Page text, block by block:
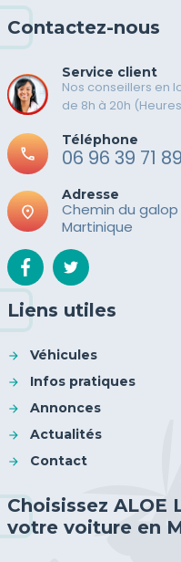
Contactez-nous
Service client
Nos conseillers en
de 8h à 20h
call
Téléphone
06 96 39 71 89
place
Adresse
Chemin du
Martinique
Liens utiles
Véhicules
Infos pratiques
Annonces
Actualités
Contact
Choisissez ALOE
votre voiture en